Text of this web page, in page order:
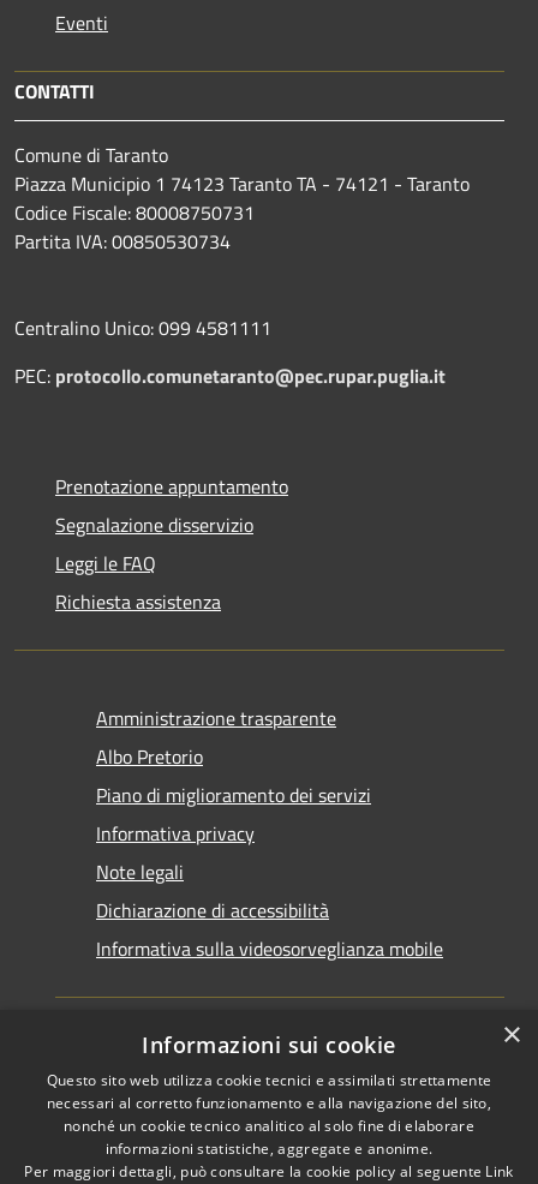
Eventi
CONTATTI
Comune di Taranto
Piazza Municipio 1 74123 Taranto TA - 74121 - Taranto
Codice Fiscale: 80008750731
Partita IVA: 00850530734
Centralino Unico: 099 4581111
PEC: protocollo.comunetaranto@pec.rupar.puglia.it
Prenotazione appuntamento
Segnalazione disservizio
Leggi le FAQ
Richiesta assistenza
Amministrazione trasparente
Albo Pretorio
Piano di miglioramento dei servizi
Informativa privacy
Note legali
Dichiarazione di accessibilità
Informativa sulla videosorveglianza mobile
RSS
Accessibilità
Copyright © 2026 • Comune di
Taranto • Powered by
Municipium•Accesso
×
Informazioni sui cookie
Questo sito web utilizza cookie tecnici e assimilati strettamente
necessari al corretto funzionamento e alla navigazione del sito,
nonché un cookie tecnico analitico al solo fine di elaborare
informazioni statistiche, aggregate e anonime.
Per maggiori dettagli, può consultare la cookie policy al seguente Link